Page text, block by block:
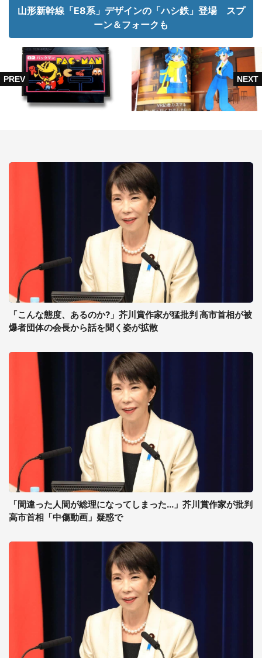
山形新幹線「E8系」デザインの「ハシ鉄」登場 スプ
ーン＆フォークも
「こんな態度、あるのか?」芥川賞作家が猛批判 高市首相が被
爆者団体の会長から話を聞く姿が拡散
「間違った人間が総理になってしまった...」芥川賞作家が批判
高市首相「中傷動画」疑惑で